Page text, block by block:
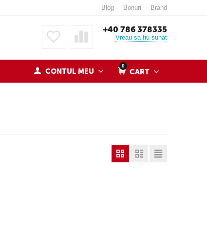
Blog Bonuri Brand
+40 786 378335
Vreau sa fiu sunat
0
CART
CONTUL MEU